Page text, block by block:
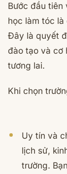
Bước đầu tiên
học làm tóc
Đây là quyết
đào tạo và cơ
tương lai.
Khi chọn
Uy tín và
lịch sử,
trường.